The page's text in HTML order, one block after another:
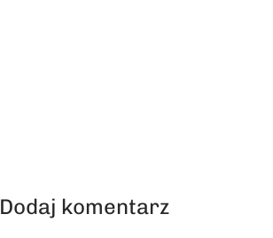
Dodaj komentarz